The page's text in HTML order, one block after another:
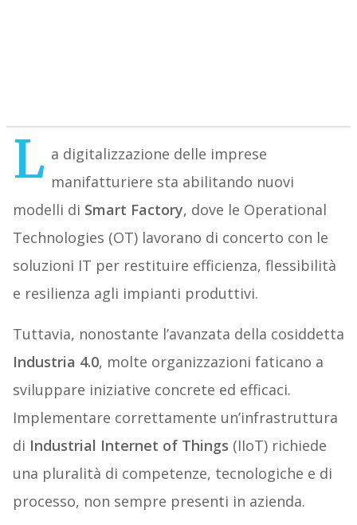
L a digitalizzazione delle imprese
manifatturiere sta abilitando nuovi
modelli di Smart Factory, dove le Operational
Technologies (OT) lavorano di concerto con le
soluzioni IT per restituire efficienza, flessibilità
e resilienza agli impianti produttivi.
Tuttavia, nonostante l’avanzata della cosiddetta
Industria 4.0, molte organizzazioni faticano a
sviluppare iniziative concrete ed efficaci.
Implementare correttamente un’infrastruttura
di Industrial Internet of Things (IIoT) richiede
una pluralità di competenze, tecnologiche e di
processo, non sempre presenti in azienda.